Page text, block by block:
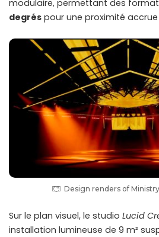
modulaire, permettant des
degrés pour une proximité
Design renders of
Sur le plan visuel, le studio Lucid
installation lumineuse de 9 m²